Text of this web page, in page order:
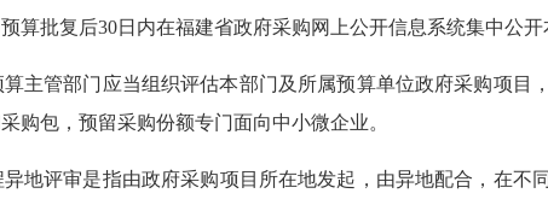
算批复后30日内在福建省政府采购网上公开信息系统集中公开
算主管部门应当组织评估本部门及所属预算单位政府采购项目
购包，预留采购份额专门面向中小微企业。
异地评审是指由政府采购项目所在地发起，由异地配合，在不